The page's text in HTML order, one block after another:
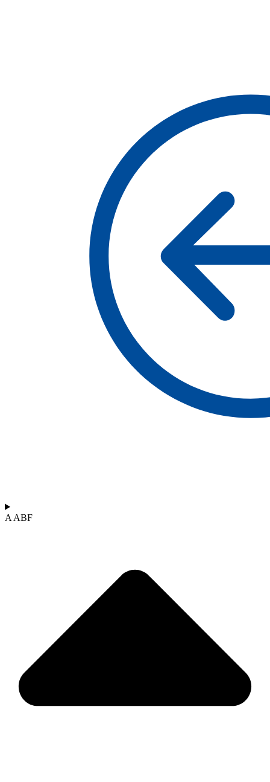
A ABF